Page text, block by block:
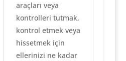
araçları veya
kontrolleri tutmak,
kontrol etmek veya
hissetmek için
ellerinizi ne kadar